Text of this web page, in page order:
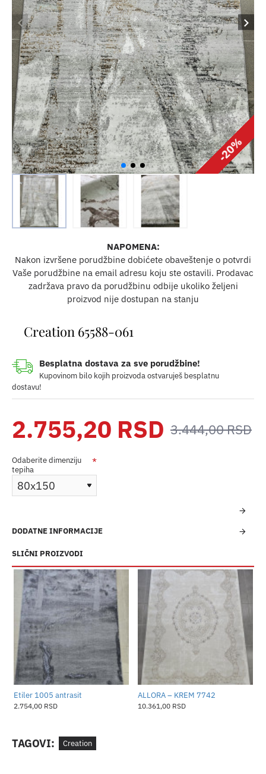
-20%
NAPOMENA:
Nakon izvršene porudžbine dobićete obaveštenje o potvrdi
Vaše porudžbine na email adresu koju ste ostavili. Prodavac
zadržava pravo da porudžbinu odbije ukoliko željeni
proizvod nije dostupan na stanju
Creation 65588-061
Besplatna dostava za sve porudžbine!
Kupovinom bilo kojih proizvoda ostvaruješ besplatnu
dostavu!
2.755,20 RSD 3.444,00 RSD
Odaberite dimenziju
tepiha
SLIČNI PROIZVODI
​Etiler 1005 antrasit
2.754,00 RSD
ALLORA – KREM 7742
10.361,00 RSD
DODATNE INFORMACIJE
TAGOVI: Creation